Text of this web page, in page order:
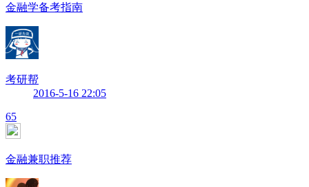
金融学备考指南
考研帮
2016-5-16 22:05
65
金融兼职推荐